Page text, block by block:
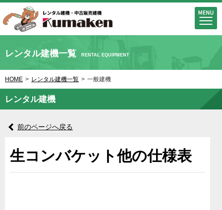
レンタル建機一覧 RENTAL EQUIPMENT
HOME > レンタル建機一覧 > 一般建機
レンタル建機
前のページへ戻る
生コンバケット他の仕様表